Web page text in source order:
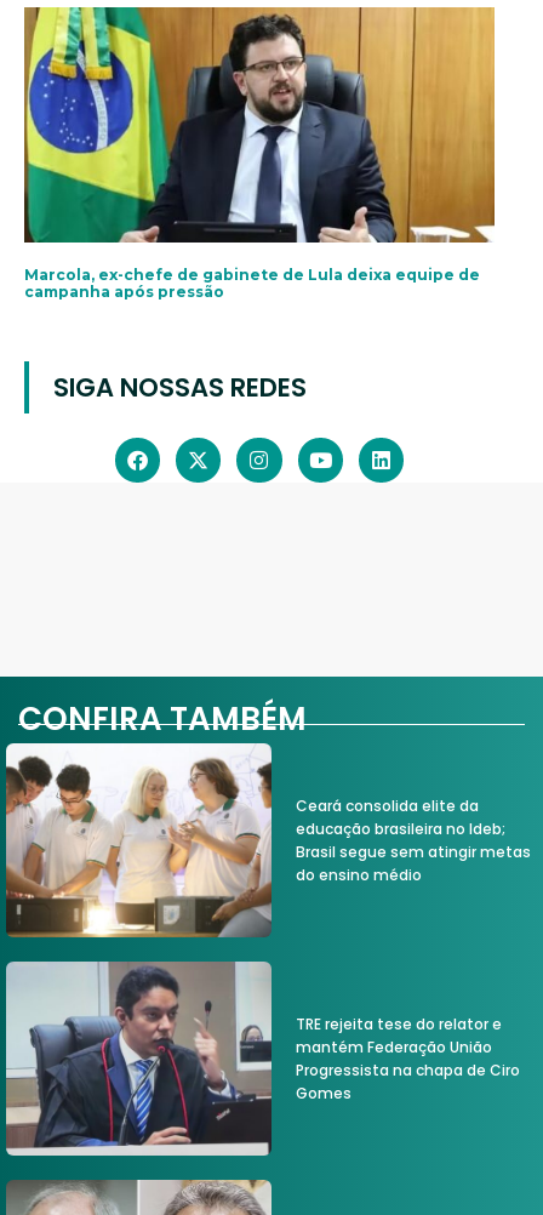
Marcola, ex-chefe de gabinete de Lula deixa equipe de
campanha após pressão
SIGA NOSSAS REDES
CONFIRA TAMBÉM
Ceará consolida elite da
educação brasileira no Ideb;
Brasil segue sem atingir metas
do ensino médio
TRE rejeita tese do relator e
mantém Federação União
Progressista na chapa de Ciro
Gomes